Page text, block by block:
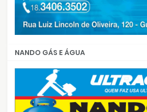
NANDO GÁS E ÁGUA